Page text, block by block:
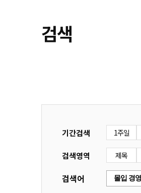
검색
기간검색 1주일
검색영역 제목
검색어